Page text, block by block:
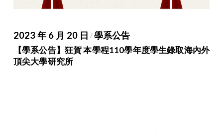
2023 年 6 月 20 日 /學系公告
【學系公告】狂賀 本學程110學年度學生錄取海內外
頂尖大學研究所